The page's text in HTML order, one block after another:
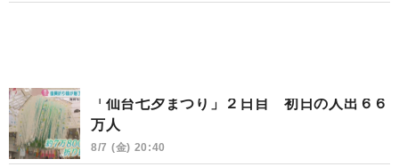
「仙台七夕まつり」２日目 初日の人出６６
万人
8/7 (金) 20:40